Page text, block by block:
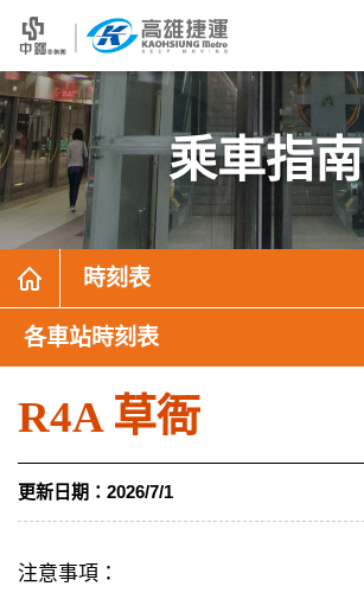
乘車指南
時刻表
各車站時刻表
R4A 草衙
更新日期： 2026/7/1
注意事項：